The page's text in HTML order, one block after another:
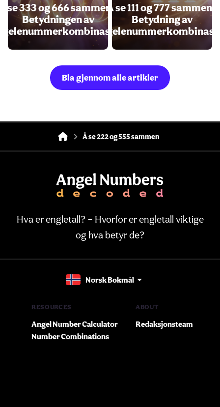
se 333 og 666 sammen -
Betydningen av
Å se 111 og 777 sammen -
Betydning av
Bla gjennom alle artikler
Å se 222 og 555 sammen
Hva er engletall? – Hvorfor er engletall viktige
og hva betyr de?
Norsk Bokmål
RESOURCES
Angel Number Calculator
Number Combinations
ABOUT
Redaksjonsteam